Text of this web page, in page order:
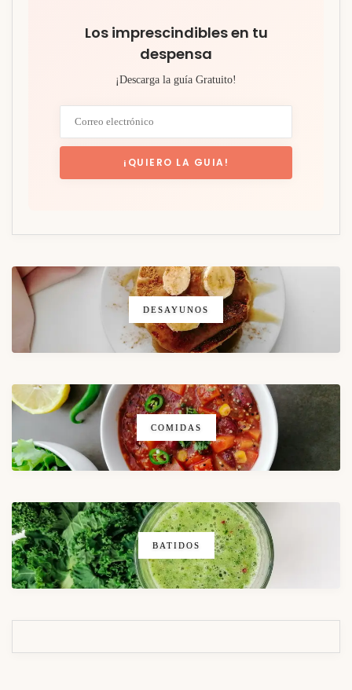
Los imprescindibles en tu
despensa
¡Descarga la guía Gratuito!
DESAYUNOS
COMIDAS
BATIDOS